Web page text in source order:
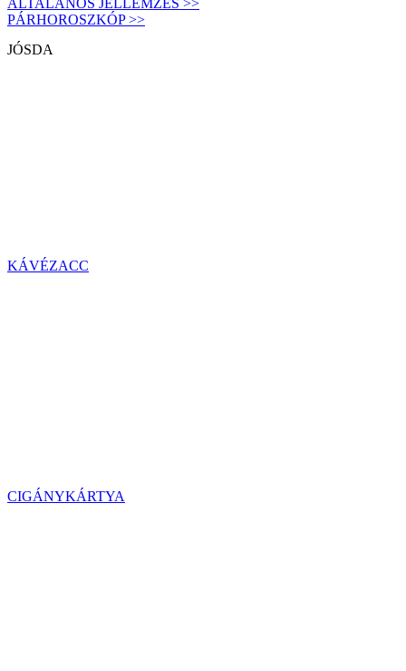
PÁRHOROSZKÓP >>
JÓSDA
KÁVÉZACC
CIGÁNYKÁRTYA